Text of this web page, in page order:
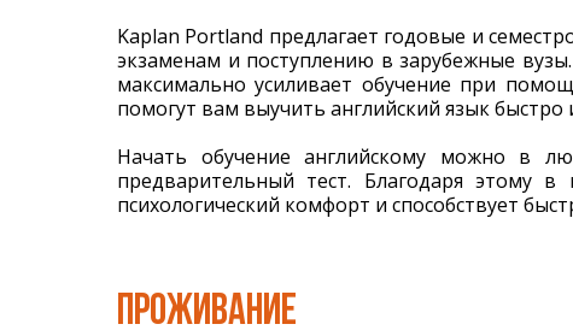
Kaplan Portland предлагает годовые и
экзаменам и поступлению в зарубежные
максимально усиливает обучение при
помогут вам выучить английский язык быстро
Начать обучение английскому можно в
предварительный тест. Благодаря этому
психологический комфорт и способствует
ПРОЖИВАНИЕ